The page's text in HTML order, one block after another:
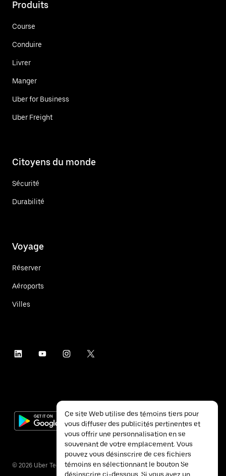
Produits
Course
Conduire
Livrer
Manger
Uber for Business
Uber Freight
Citoyens du monde
Sécurité
Durabilité
Voyage
Réserver
Aéroports
Villes
© 2026 Uber Technologies inc.
Ce site Web utilise des témoins tiers pour
vous diffuser des publicités pertinentes et
vous offrir une personnalisation en se
souvenant de votre emplacement. Vous
pouvez vous désinscrire de ces fichiers
témoins en sélectionnant le bouton Se